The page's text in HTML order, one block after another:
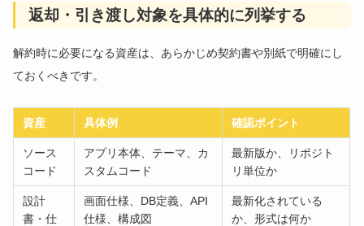
返却・引き渡し対象を具体的に列挙する
解約時に必要になる資産は、あらかじめ契約書や別紙で明確にし
ておくべきです。
資産 具体例 確認ポイント
ソース
コード
アプリ本体、テーマ、カ
スタムコード
最新版か、リポジト
リ単位か
設計
書・仕
画面仕様、DB定義、API
仕様、構成図
最新化されている
か、形式は何か